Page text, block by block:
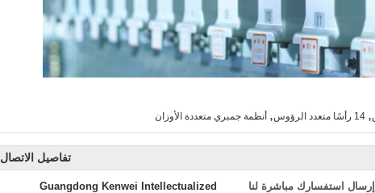
, 14 رأسًا متعدد الرؤوس , أنظمة جمبري متعددة الأوزان
تفاصيل الاتصال
Guangdong Kenwei Intellectualized
إرسال استفسارك مباشرة لنا